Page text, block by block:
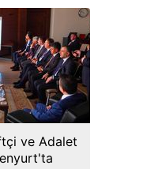
ve Adalet